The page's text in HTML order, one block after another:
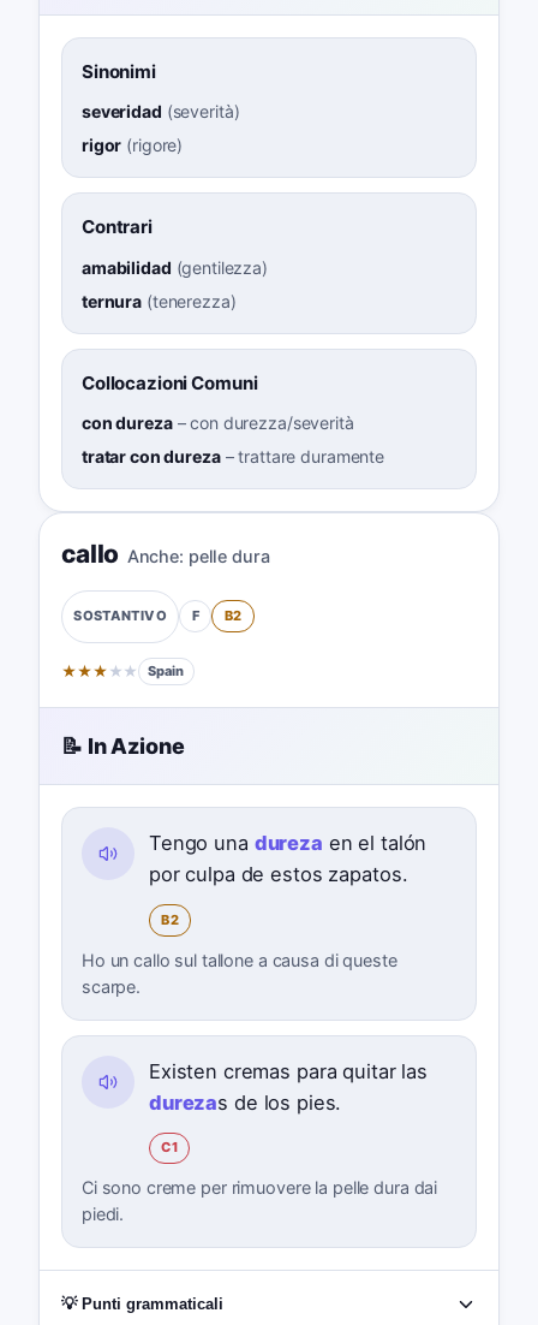
Sinonimi
severidad (severità)
rigor (rigore)
Contrari
amabilidad (gentilezza)
ternura (tenerezza)
Collocazioni Comuni
con dureza–con durezza/severità
tratar con dureza–trattare duramente
callo Anche: pelle dura
SOSTANTIVO F B2
★★★ ★ ★ Spain
📝 In Azione
Tengo una dureza en el talón
por culpa de estos zapatos.
B2
Ho un callo sul tallone a causa di queste
scarpe.
Existen cremas para quitar las
durezas de los pies.
C1
Ci sono creme per rimuovere la pelle dura dai
piedi.
💡 Punti grammaticali